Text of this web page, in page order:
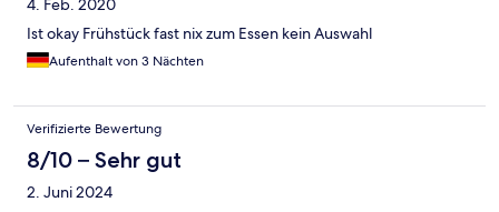
4. Feb. 2020
Ist okay Frühstück fast nix zum Essen kein Auswahl
Aufenthalt von 3 Nächten
Verifizierte Bewertung
8/10 – Sehr gut
2. Juni 2024